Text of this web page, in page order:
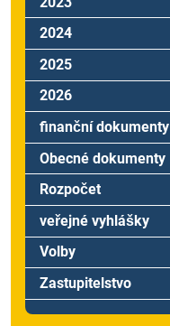
2024
2025
2026
finanční dokumenty
Obecné dokumenty
Rozpočet
veřejné vyhlášky
Volby
Zastupitelstvo